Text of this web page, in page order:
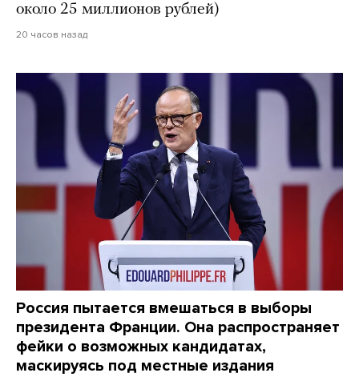
около 25 миллионов рублей)
20 часов назад
Россия пытается вмешаться в выборы
президента Франции. Она распространяет
фейки о возможных кандидатах,
маскируясь под местные издания